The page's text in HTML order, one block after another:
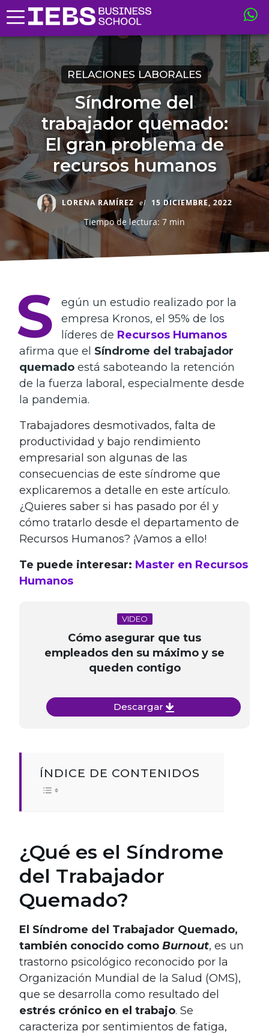
RELACIONES LABORALES
Síndrome del
trabajador quemado:
El gran problema de
recursos humanos
LORENA RAMÍREZ el 15 DICIEMBRE, 2022
Tiempo de lectura: 7 min
S
egún un estudio realizado por la
empresa Kronos, el 95% de los
líderes de Recursos Humanos
afirma que el Síndrome del trabajador
quemado está saboteando la retención
de la fuerza laboral, especialmente desde
la pandemia.
Trabajadores desmotivados, falta de
productividad y bajo rendimiento
empresarial son algunas de las
consecuencias de este síndrome que
explicaremos a detalle en este artículo.
¿Quieres saber si has pasado por él y
cómo tratarlo desde el departamento de
Recursos Humanos? ¡Vamos a ello!
Te puede interesar: Master en Recursos
Humanos
VIDEO
Cómo asegurar que tus
empleados den su máximo y se
queden contigo
Descargar
ÍNDICE DE CONTENIDOS
¿Qué es el Síndrome
del Trabajador
Quemado?
El Síndrome del Trabajador Quemado,
también conocido como Burnout, es un
trastorno psicológico reconocido por la
Organización Mundial de la Salud (OMS),
que se desarrolla como resultado del
estrés crónico en el trabajo. Se
caracteriza por sentimientos de fatiga,